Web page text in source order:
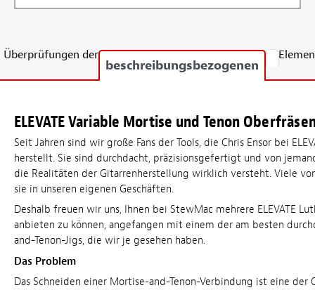
Überprüfungen der
beschreibungsbezogenen
ELEVATE Variable Mortise und Tenon
Seit Jahren sind wir große Fans der Tools, die Chris Ensor bei
herstellt. Sie sind durchdacht, präzisionsgefertigt und von
die Realitäten der Gitarrenherstellung wirklich versteht. Viele
sie in unseren eigenen Geschäften.
Deshalb freuen wir uns, Ihnen bei StewMac mehrere ELEVATE
anbieten zu können, angefangen mit einem der am besten
and-Tenon-Jigs, die wir je gesehen haben.
Das Problem
Das Schneiden einer Mortise-and-Tenon-Verbindung ist eine der